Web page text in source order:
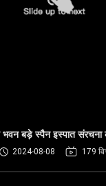
भवन बड़े स्पैन इस्पात संरचना
2024-08-08 179